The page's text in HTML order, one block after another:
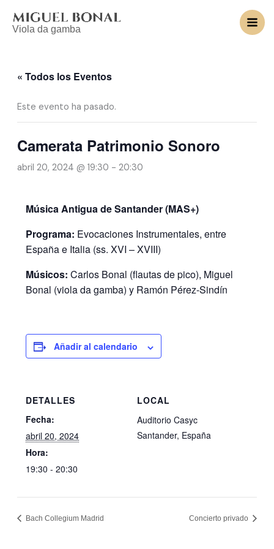
contenido
Viola da gamba
« Todos los Eventos
Este evento ha pasado.
Camerata Patrimonio Sonoro
abril 20, 2024 @ 19:30 - 20:30
Música Antigua de Santander (MAS+)
Programa: Evocaciones Instrumentales, entre
España e Italia (ss. XVI – XVIII)
Músicos: Carlos Bonal (flautas de pico), Miguel
Bonal (viola da gamba) y Ramón Pérez-Sindín
Añadir al calendario
DETALLES
Fecha:
abril 20, 2024
Hora:
19:30 - 20:30
LOCAL
Auditorio Casyc
Santander, España
Bach Collegium Madrid Concierto privado